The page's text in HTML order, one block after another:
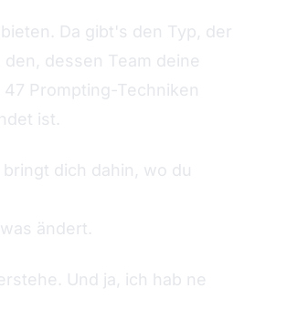
Da gibt's den Typ, der
dessen Team deine
Prompting-Techniken
ist.
dich dahin, wo du
ändert.
Und ja, ich hab ne